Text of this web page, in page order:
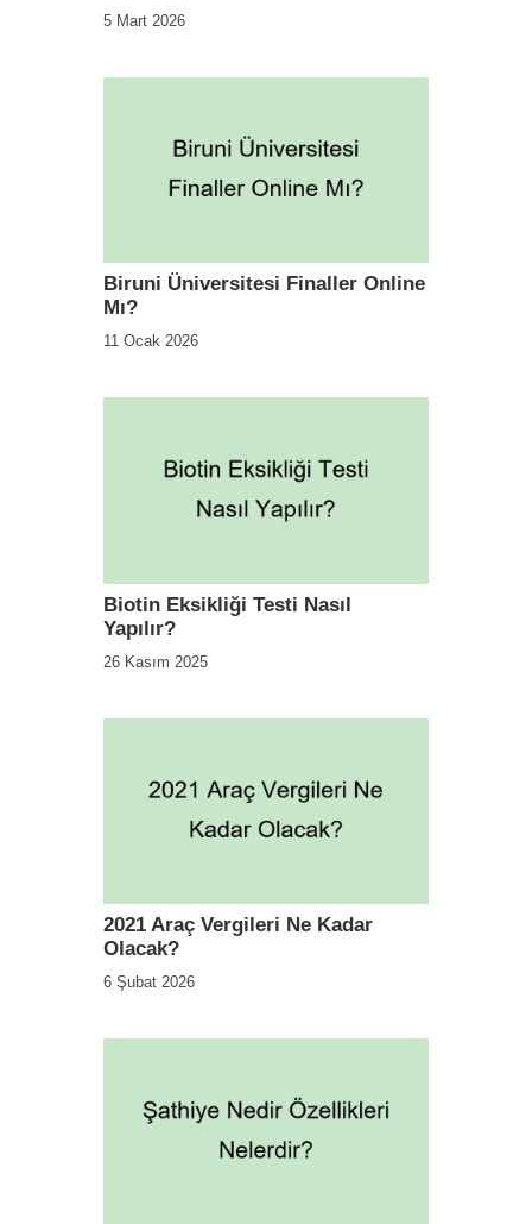
5 Mart 2026
Biruni Üniversitesi Finaller Online
Mı?
11 Ocak 2026
Biotin Eksikliği Testi Nasıl
Yapılır?
26 Kasım 2025
2021 Araç Vergileri Ne Kadar
Olacak?
6 Şubat 2026